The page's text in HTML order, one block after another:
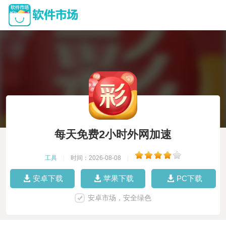
每天免费2小时外网加速
工具 时间：2026-08-08
安卓下载 苹果下载 PC下载
安卓市场，安全绿色